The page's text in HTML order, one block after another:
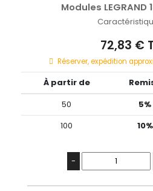
Modules LEGRAND
72,83 €
Réserver, expédition
À partir de
50
5%
100
10%
-